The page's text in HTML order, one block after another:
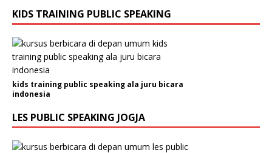
KIDS TRAINING PUBLIC SPEAKING
kids training public speaking ala juru bicara
indonesia
LES PUBLIC SPEAKING JOGJA